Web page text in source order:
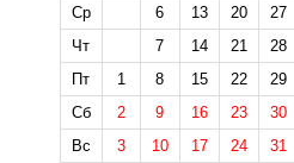
Ср
6 13 20
27
Чт
7 14 21
28
Пт
1 8 15 22
29
Сб
2 9 16 23
30
Вс
3 10 17 24 31